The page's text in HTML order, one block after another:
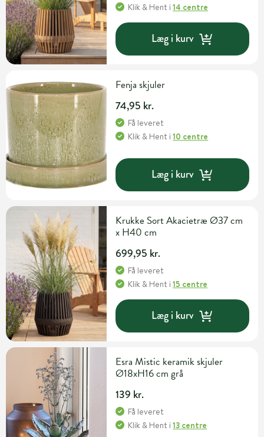
Klik & Hent i14 centre
Læg i kurv
Fenja skjuler
74,95 kr.
Få leveret
Klik & Hent i10 centre
Læg i kurv
Krukke Sort Akacietræ Ø37 cm
x H40 cm
699,95 kr.
Få leveret
Klik & Hent i15 centre
Læg i kurv
Esra Mistic keramik skjuler
Ø18xH16 cm grå
139 kr.
Få leveret
Klik & Hent i13 centre